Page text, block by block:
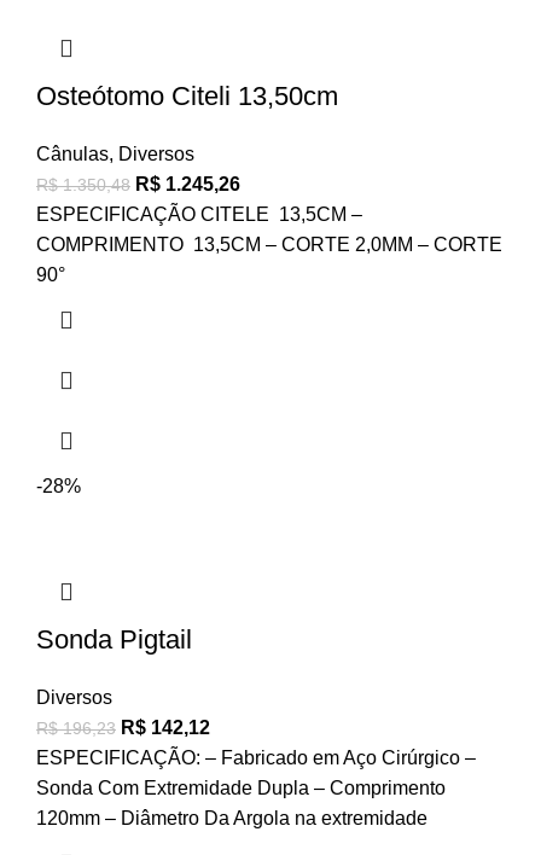
Osteótomo Citeli 13,50cm
Cânulas, Diversos
R$1.350,48 R$ 1.245,26
ESPECIFICAÇÃO CITELE 13,5CM –
COMPRIMENTO 13,5CM – CORTE 2,0MM – CORTE
90°
-28%
Sonda Pigtail
Diversos
R$196,23 R$ 142,12
ESPECIFICAÇÃO: – Fabricado em Aço Cirúrgico –
Sonda Com Extremidade Dupla – Comprimento
120mm – Diâmetro Da Argola na extremidade